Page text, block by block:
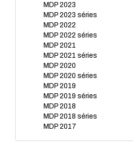
MDP 2023
MDP 2023 séries
MDP 2022
MDP 2022 séries
MDP 2021
MDP 2021 séries
MDP 2020
MDP 2020 séries
MDP 2019
MDP 2019 séries
MDP 2018
MDP 2018 séries
MDP 2017